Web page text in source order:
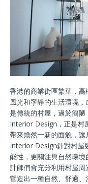
香港的商業街區繁華，高
風光和寧靜的生活環境
是傳統的村屋，過於簡
Interior Design，正是村
帶來煥然一新的面貌，
Interior Design針對村屋
能性，更關注與自然環
計師們會充分利用村屋周
營造出一種自然、舒適